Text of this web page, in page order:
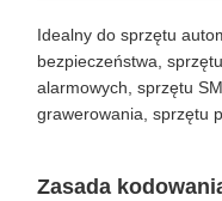
Idealny do sprzętu
bezpieczeństwa,
alarmowych, sprzętu
grawerowania, sprzętu
Zasada